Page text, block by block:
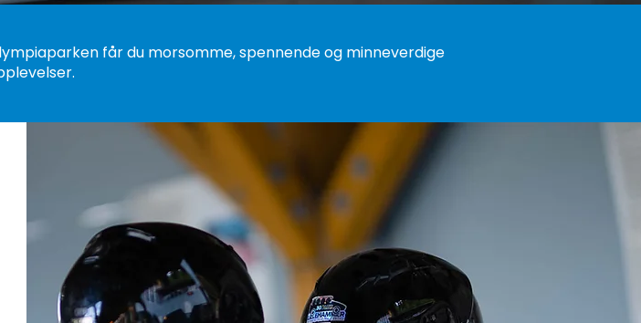
får du morsomme, spennende og minneverdige